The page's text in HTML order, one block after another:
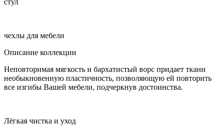
стул
чехлы для мебели
Описание коллекции
Неповторимая мягкость и бархатистый ворс придает ткани
необыкновенную пластичность, позволяющую ей повторить
все изгибы Вашей мебели, подчеркнув достоинства.
Лёгкая чистка и уход